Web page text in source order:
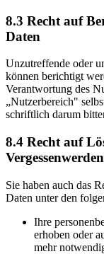
8.3 Recht auf
Daten
Unzutreffende oder
können berichtigt
Verantwortung des
„Nutzerbereich"
schriftlich darum
8.4 Recht auf
Sie haben auch das
Daten unter den
Ihre
erhoben oder
mehr